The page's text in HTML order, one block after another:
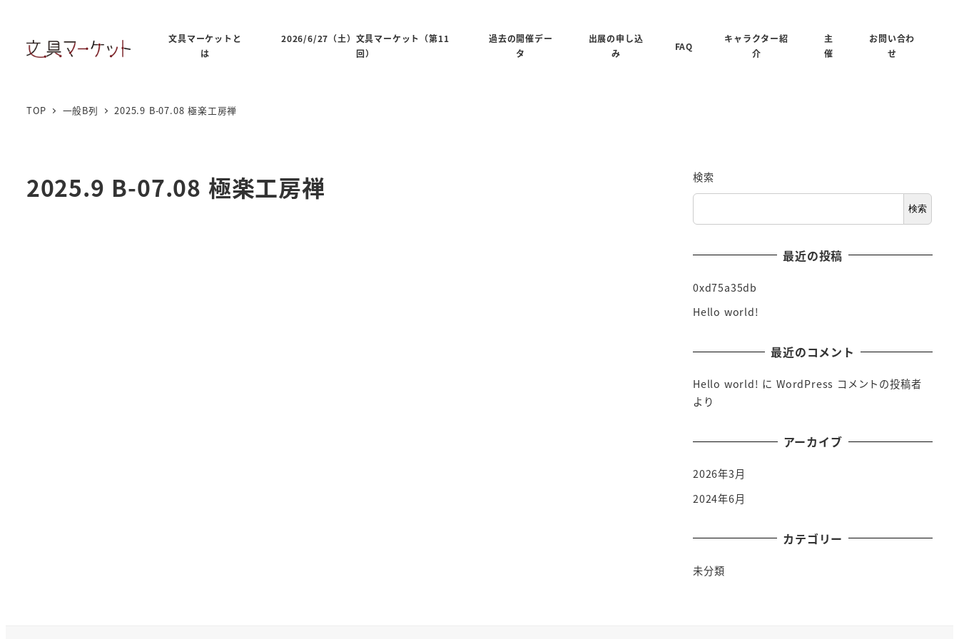
文具マーケットと
は
2026/6/27（土）文具マーケット（第11
回）
過去の開催デー
タ
出展の申し込
み
FAQ
キャラクター紹
介
主
催
お問い合わ
せ
TOP 一般B列 2025.9 B-07.08 極楽工房禅
2025.9 B-07.08 極楽工房禅 検索
検索
最近の投稿
0xd75a35db
Hello world!
最近のコメント
Hello world! にWordPress コメントの投稿者
より
アーカイブ
2026年3月
2024年6月
カテゴリー
未分類